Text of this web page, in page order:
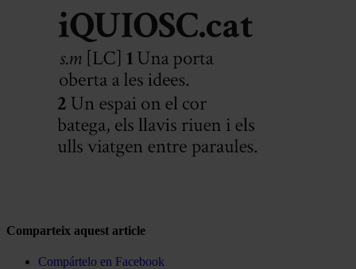
Comparteix aquest article
Compártelo en Facebook